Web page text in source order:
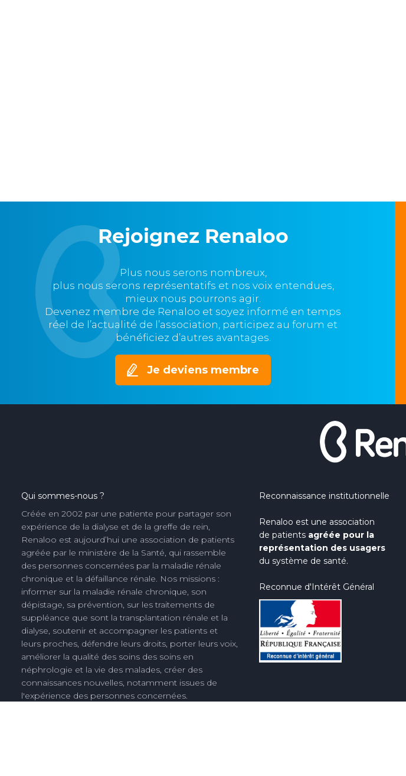
Rejoignez Renaloo
Plus nous serons nombreux,
plus nous serons représentatifs et nos voix entendues,
mieux nous pourrons agir.
Devenez membre de Renaloo et soyez informé en temps
réel de l’actualité de l’association, participez au forum et
bénéficiez d’autres avantages.
Je deviens membre
Qui sommes-nous ?
Créée en 2002 par une patiente pour partager son
expérience de la dialyse et de la greffe de rein,
Renaloo est aujourd’hui une association de patients
agréée par le ministère de la Santé, qui rassemble
des personnes concernées par la maladie rénale
chronique et la défaillance rénale. Nos missions :
informer sur la maladie rénale chronique, son
dépistage, sa prévention, sur les traitements de
suppléance que sont la transplantation rénale et la
dialyse, soutenir et accompagner les patients et
leurs proches, défendre leurs droits, porter leurs voix,
améliorer la qualité des soins des soins en
néphrologie et la vie des malades, créer des
connaissances nouvelles, notamment issues de
l'expérience des personnes concernées.
Reconnaissance institutionnelle
Renaloo est une association
de patients agréée pour la
représentation des usagers
du système de santé.
Reconnue d'Intérêt Général